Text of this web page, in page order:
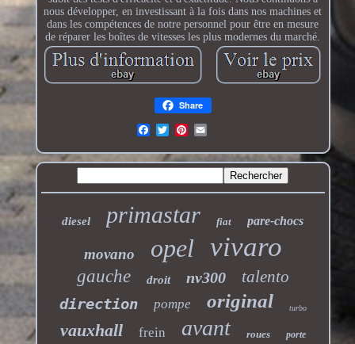
nous développer, en investissant à la fois dans nos machines et
dans les compétences de notre personnel pour être en mesure
de réparer les boîtes de vitesses les plus modernes du marché.
Share
diesel primastar fiat pare-chocs
movano opel vivaro
gauche droit nv300 talento
direction pompe original turbo
vauxhall frein avant roues porte